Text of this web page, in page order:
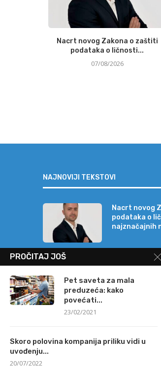
Nacrt novog Zakona o zaštiti
podataka o ličnosti...
07/08/2026
NAJNOVIJI TEKSTOVI
Nacrt novog
podataka o
najznačajnih
Banca Intesa
strateški
Sat-Trakt
Tržišno
promenljivo,
povoljno za
drugom
PROČITAJ JOŠ
Pet saveta za mala
preduzeća: kako
povećati...
23/02/2021
Skoro polovina kompanija priliku vidi u
uvođenju...
20/07/2022